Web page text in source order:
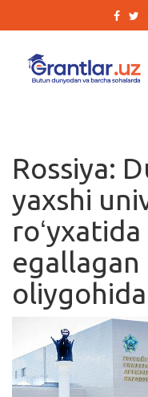
Ishlar
Kurslar
Blog
Yana
Qidirish
Kirish
Rossiya:
yaxshi
egallagan